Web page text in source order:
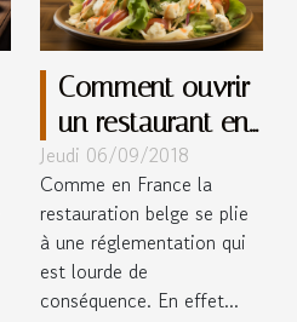
Comment ouvrir
un restaurant en
Belgique ?
Jeudi 06/09/2018
Comme en France la
restauration belge se plie
à une réglementation qui
est lourde de
conséquence. En effet...